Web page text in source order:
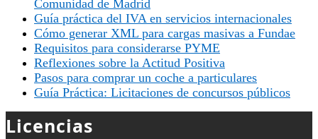
Comunidad de Madrid
Guía práctica del IVA en servicios internacionales
Cómo generar XML para cargas masivas a Fundae
Requisitos para considerarse PYME
Reflexiones sobre la Actitud Positiva
Pasos para comprar un coche a particulares
Guía Práctica: Licitaciones de concursos públicos
Licencias